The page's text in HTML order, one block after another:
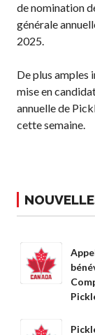
Raquettes et
homologuées
Pickleball
Fournisseur de
solutions
Informations sur le
programme
d’arbitrage
de nomination
générale
2025.
De plus amples
mise en
annuelle de
cette semaine.